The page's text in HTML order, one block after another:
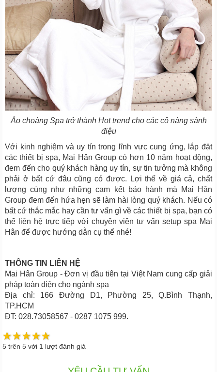
Áo choàng Spa trở thành Hot trend cho các cô nàng sành
điệu
Với kinh nghiệm và uy tín trong lĩnh vực cung ứng, lắp đặt
các thiết bị spa, Mai Hân Group có hơn 10 năm hoạt động,
đem đến cho quý khách hàng uy tín, sự tin tưởng mà không
phải ở bất cứ đâu cũng có được. Lợi thế về giá cả, chất
lượng cùng như những cam kết bảo hành mà Mai Hân
Group đem đến hứa hẹn sẽ làm hài lòng quý khách. Nếu có
bất cứ thắc mắc hay cần tư vấn gì về các thiết bị spa, bạn có
thể liên hệ trực tiếp với chuyên viên tư vấn setup spa Mai
Hân để được hướng dẫn cụ thể nhé!
THÔNG TIN LIÊN HỆ
Mai Hân Group - Đơn vị đầu tiên tại Việt Nam cung cấp giải
pháp toàn diện cho ngành spa
Địa chỉ: 166 Đường D1, Phường 25, Q.Bình Thạnh,
TP.HCM
ĐT: 028.73058567 - 0287 1075 999.
5 trên 5 với 1 lượt đánh giá